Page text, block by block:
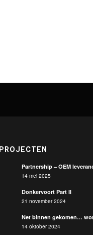
PROJECTEN
Partnership – OEM
14 mei 2025
Donkervoort Part II
21 november 2024
Net binnen gekomen…
14 oktober 2024